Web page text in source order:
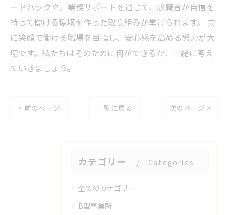
ードバックや、業務サポートを通じて、求職者が自信を
持って働ける環境を作った取り組みが挙げられます。 共
に笑顔で働ける職場を目指し、安心感を高める努力が大
切です。私たちはそのために何ができるか、一緒に考え
ていきましょう。
< 前のページ 一覧に戻る 次のページ >
カテゴリー Categories
全てのカテゴリー
B型事業所